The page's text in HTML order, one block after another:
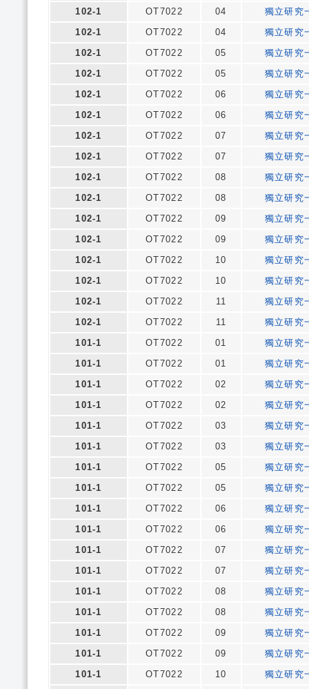
102-1
OT7022 04
獨立研究
102-1
OT7022 04
獨立研究
102-1
OT7022 05
獨立研究
102-1
OT7022 05
獨立研究
102-1
OT7022 06
獨立研究
102-1
OT7022 06
獨立研究
102-1
OT7022 07
獨立研究
102-1
OT7022 07
獨立研究
102-1
OT7022 08
獨立研究
102-1
OT7022 08
獨立研究
102-1
OT7022 09
獨立研究
102-1
OT7022 09
獨立研究
102-1
OT7022 10
獨立研究
102-1
OT7022 10
獨立研究
102-1
OT7022 11
獨立研究
102-1
OT7022 11
獨立研究
101-1
OT7022 01
獨立研究
101-1
OT7022 01
獨立研究
101-1
OT7022 02
獨立研究
101-1
OT7022 02
獨立研究
101-1
OT7022 03
獨立研究
101-1
OT7022 03
獨立研究
101-1
OT7022 05
獨立研究
101-1
OT7022 05
獨立研究
101-1
OT7022 06
獨立研究
101-1
OT7022 06
獨立研究
101-1
OT7022 07
獨立研究
101-1
OT7022 07
獨立研究
101-1
OT7022 08
獨立研究
101-1
OT7022 08
獨立研究
101-1
OT7022 09
獨立研究
101-1
OT7022 09
獨立研究
101-1
OT7022 10
獨立研究